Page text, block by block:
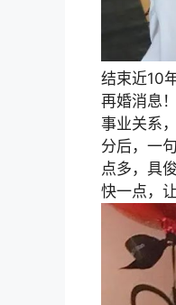
结束近10
再婚消息
事业关系
分后，一
点多，具
快一点，